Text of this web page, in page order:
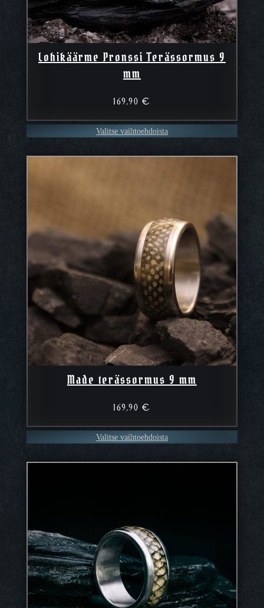
Lohikäärme Pronssi Terässormus 9
mm
169,90 €
Valitse vaihtoehdoista
Made terässormus 9 mm
169,90 €
Valitse vaihtoehdoista